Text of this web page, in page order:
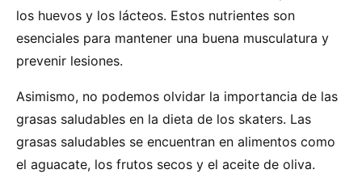
los huevos y los lácteos. Estos nutrientes son
esenciales para mantener una buena musculatura y
prevenir lesiones.
Asimismo, no podemos olvidar la importancia de las
grasas saludables en la dieta de los skaters. Las
grasas saludables se encuentran en alimentos como
el aguacate, los frutos secos y el aceite de oliva.